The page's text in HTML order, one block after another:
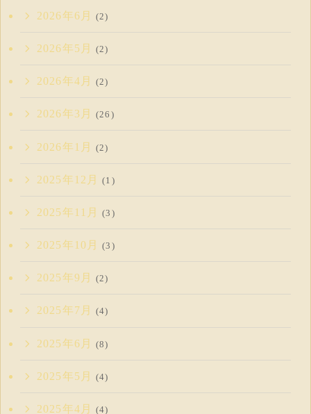
2026年6月 (2)
2026年5月 (2)
2026年4月 (2)
2026年3月 (26)
2026年1月 (2)
2025年12月 (1)
2025年11月 (3)
2025年10月 (3)
2025年9月 (2)
2025年7月 (4)
2025年6月 (8)
2025年5月 (4)
2025年4月 (4)